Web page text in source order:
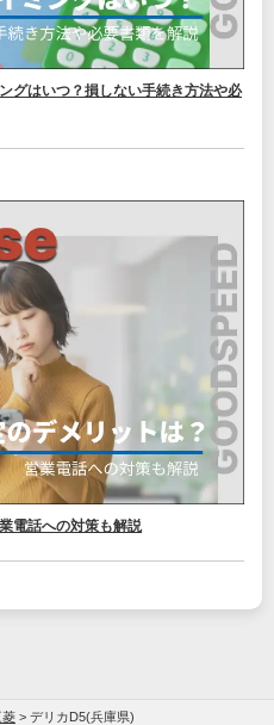
グはいつ？損しない手続き方法や必
電話への対策も解説
菱 > デリカD5(兵庫県)